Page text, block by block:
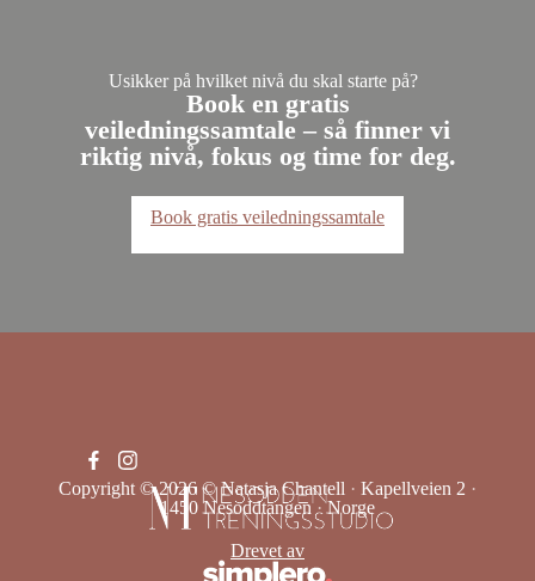
Usikker på hvilket nivå du skal starte på?
Book en gratis
veiledningssamtale – så finner vi
riktig nivå, fokus og time for deg.
Book gratis veiledningssamtale
Copyright © 2026 © Natasja Chantell · Kapellveien 2 ·
1450 Nesoddtangen·Norge
Drevet av